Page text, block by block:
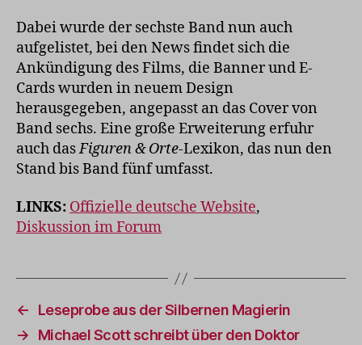
Dabei wurde der sechste Band nun auch
aufgelistet, bei den News findet sich die
Ankündigung des Films, die Banner und E-
Cards wurden in neuem Design
herausgegeben, angepasst an das Cover von
Band sechs. Eine große Erweiterung erfuhr
auch dasFiguren & Orte-Lexikon, das nun den
Stand bis Band fünf umfasst.
LINKS: Offizielle deutsche Website,
Diskussion im Forum
←
Leseprobe aus der Silbernen Magierin
→
Michael Scott schreibt über den Doktor